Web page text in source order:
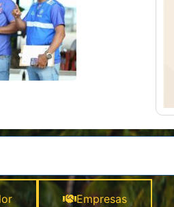
Empresas